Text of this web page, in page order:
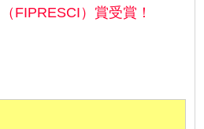
（FIPRESCI）賞受賞！